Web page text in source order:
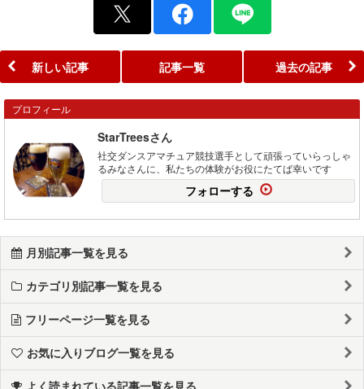
新しい記事 記事一覧 過去の記事
プロフィール
StarTreesさん
社交ダンスアマチュア競技選手として頑張っていらっしゃ
るみなさんに、私たちの体験がお役にたてば幸いです
フォローする
月別記事一覧を見る
カテゴリ別記事一覧を見る
フリーページ一覧を見る
お気に入りブログ一覧を見る
よく読まれている記事一覧を見る